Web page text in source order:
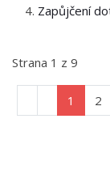
Zapůjčení
Strana 1 z 9
1 2